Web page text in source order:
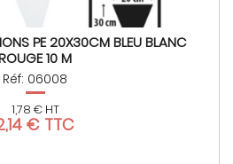
PE 20X30CM BLEU BLANC
10 M
Réf: 06008
1,78 € HT
€ TTC